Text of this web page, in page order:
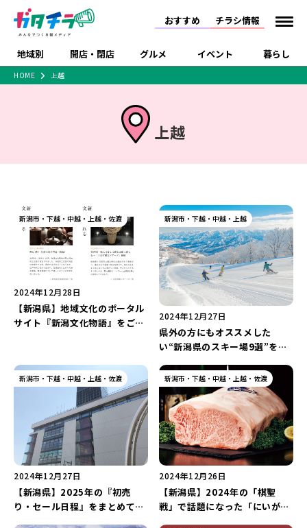
おすすめ チラシ情報
地域別 開店・閉店 グルメ イベント 暮らし
佐渡
新潟市中央区 新潟市西区
新潟市北区
新潟市南区
新潟市江南区 新潟市秋葉区
胎内・粟島
五泉・阿賀野・阿賀
燕・弥彦
長岡・見附
小千谷・十日町・津南
魚沼・南魚沼・湯沢
柏崎・刈羽・出雲崎
上越・妙高・糸魚川
長岡市・閉店
上越市・開店
上越市・閉店
ラーメン・開店
ラーメン・閉店
スイーツ ランチ
ご当地グルメ テイクアウト
季節・期間限定
カフェ
居酒屋・バー 焼肉
パスタ
パン・ベーカリー
タレカツ・豚カツ
デカ盛り・大盛り
海鮮・鮨
そば・うどん
日本酒・新潟清酒
ワイン・クラフトビール
ケーキ・パフェ
ビアガーデン・暑気払い
忘新年会・歓送迎会
スポーツ
にいがた酒の陣・新潟
酒月
セミナー・講演会 花火大会
入場無料
住宅展示場
完成見学会 学生スポーツ アルビレックス
習い事・塾 アパレル・雑貨
フィットネス・ジム
観光スポット
温泉・入浴 ホテル 旅館
水族館
リラクゼーション・整体
スキー場
リユース・買取
病院・クリニック
ラブラ万代・ラブラ2
ビルボードプレイスBP
新潟伊勢丹
ピア万代
パティオPATIO
セツコママ ランキング 新潟人
キャンペーン
開店まとめ
閉店まとめ 人気記事まとめ
定食まとめ
ラーメンまとめ
飲食店まとめ
ショッピングモール・
ファッション 生活サービス
インテリア・雑貨
外食・テイクアウト
新車・中古車・カー用品
旅行・レジャー
家電・携帯電話
通販・EC イベント
求人
官公庁・自治体
新潟市 チラシ
長岡・見附 チラシ
注目 チラシ
週末セール
周年祭・感謝祭セール
年末・初売りセール
HOME 上越
上越
新潟市・下越・中越・上越・佐渡
2024年12月28日
【新潟県】地域文化のポータル
サイト『新潟文化物語』をご紹
新潟市・下越・中越・上越
2024年12月27日
県外の方にもオススメした
い“新潟県のスキー場9選”をま
金、ゲレンデグルメがまるわか
り！(更新日：2024年12月27
日)
新潟市・下越・中越・上越・佐渡
2024年12月27日
【新潟県】2025年の『初売
り・セール日程』をまとめてご
新潟市・下越・中越・上越・佐渡
2024年12月26日
【新潟県】2024年の「棋聖
戦」で話題になった「にいがた